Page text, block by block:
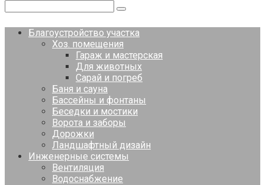
Благоустройство участка
Хоз. помещения
Гараж и мастерская
Для животных
Сарай и погреб
Баня и сауна
Бассейны и фонтаны
Беседки и мостики
Ворота и заборы
Дорожки
Ландшафтный дизайн
Инженерные системы
Вентиляция
Водоснабжение